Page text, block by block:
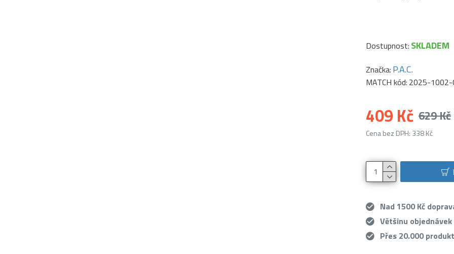
409 Kč 629 Kč
Cena bez DPH: 338 Kč
Dostupnost: SKLADEM
Značka: P.A.C.
MATCH kód: 2025-
Nad 1500 Kč
Většinu
Přes 20.000